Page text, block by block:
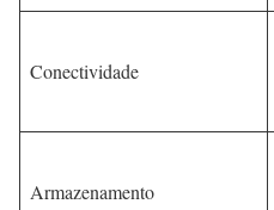
Conectividade
Armazenamento